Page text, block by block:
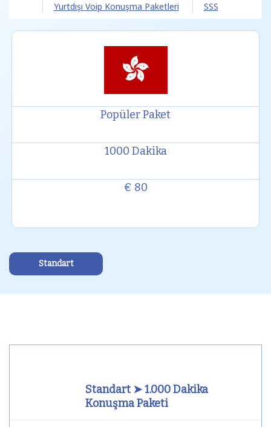
Yurtdışı Voip Konuşma Paketleri
SSS
Popüler Paket
1000 Dakika
€ 80
Standart
Standart ➤ 1.000 Dakika
Konuşma Paketi